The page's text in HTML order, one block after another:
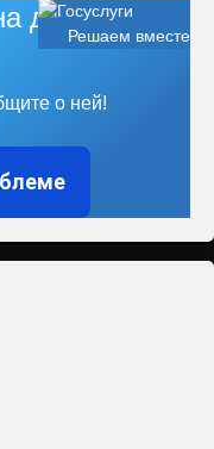
Решаем вместе
дороге, не
о ней!